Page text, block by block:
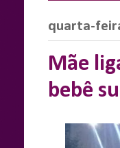
quarta-
Mãe
bebê